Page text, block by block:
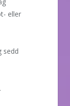
eller
sedd